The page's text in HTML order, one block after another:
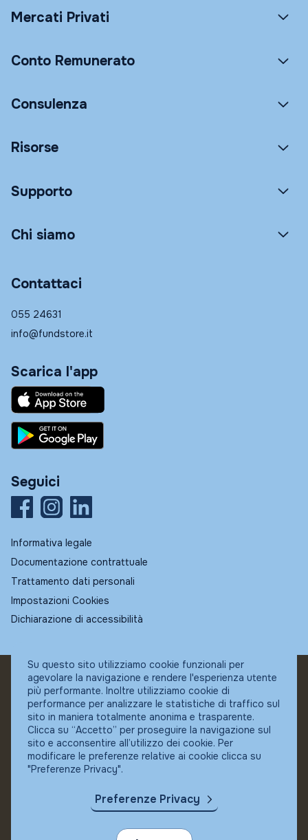
Mercati Privati
Conto Remunerato
Consulenza
Risorse
Supporto
Chi siamo
Contattaci
055 24631
info@fundstore.it
Scarica l'app
Seguici
Informativa legale
Documentazione contrattuale
Trattamento dati personali
Impostazioni Cookies
Dichiarazione di accessibilità
© Fundstore
Collocatore autorizzato:
Banca Ifigest SpA
P.Iva: 04337180485
Su questo sito utilizziamo cookie funzionali per
agevolare la navigazione e rendere l'esperienza utente
più performante. Inoltre utilizziamo cookie di
performance per analizzare le statistiche di traffico sul
sito in maniera totalmente anonima e trasparente.
Clicca su “Accetto” per proseguire la navigazione sul
sito e acconsentire all’utilizzo dei cookie. Per
modificare le preferenze relative ai cookie clicca su
"Preferenze Privacy".
Preferenze Privacy